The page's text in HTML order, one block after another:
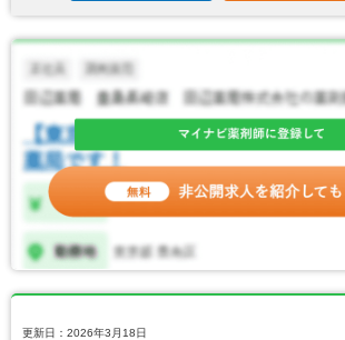
更新日：2026年3月18日